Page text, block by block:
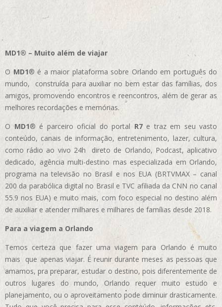
MD1® – Muito além de viajar
O MD1® é a maior plataforma sobre Orlando em português do
mundo, construída para auxiliar no bem estar das famílias, dos
amigos, promovendo encontros e reencontros, além de gerar as
melhores recordações e memórias.
OMD1® é parceiro oficial do portal R7e traz em seu vasto
conteúdo, canais de informação, entretenimento, lazer, cultura,
como rádio ao vivo 24h direto de Orlando, Podcast, aplicativo
dedicado, agência multi-destino mas especializada em Orlando,
programa na televisão no Brasil e nos EUA (BRTVMAX – canal
200 da parabólica digital no Brasil e TVC afiliada da CNN no canal
55.9 nos EUA) e muito mais, com foco especial no destino além
de auxiliar e atender milhares e milhares de famílias desde 2018.
Para a viagem a Orlando
Temos certeza que fazer uma viagem para Orlando é muito
mais que apenas viajar. É reunir durante meses as pessoas que
amamos, pra preparar, estudar o destino, pois diferentemente de
outros lugares do mundo, Orlando requer muito estudo e
planejamento, ou o aproveitamento pode diminuir drasticamente.